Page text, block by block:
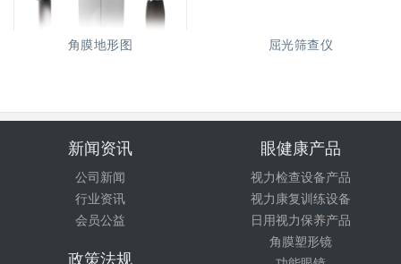
角膜地形图 屈光筛查仪
新闻资讯
公司新闻
行业资讯
会员公益
眼健康产品
视力检查设备产品
视力康复训练设备
日用视力保养产品
角膜塑形镜
政策法规